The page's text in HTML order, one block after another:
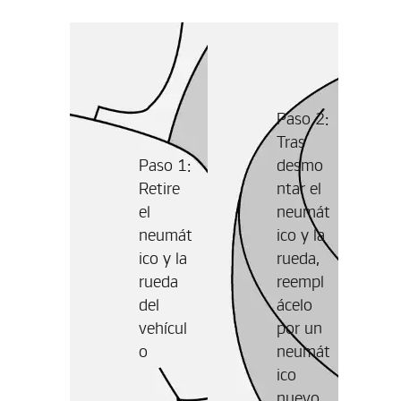
Paso 1:
Retire
el
neumát
ico y la
rueda
del
vehícul
o
Paso 2:
Tras
desmo
ntar el
neumát
ico y la
rueda,
reempl
ácelo
por un
neumát
ico